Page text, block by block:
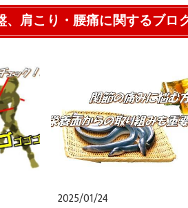
、肩こり・腰痛に関するブロ
2025/01/24